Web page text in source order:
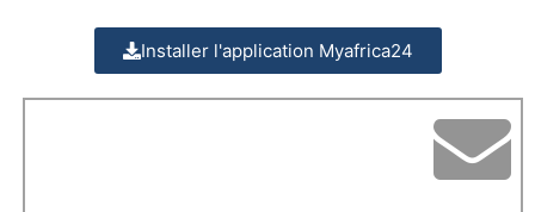
Installer l'application Myafrica24